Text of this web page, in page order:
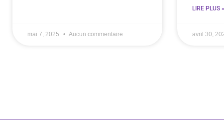
mai 7, 2025 Aucun commentaire
LIRE PLUS »
avril 30,